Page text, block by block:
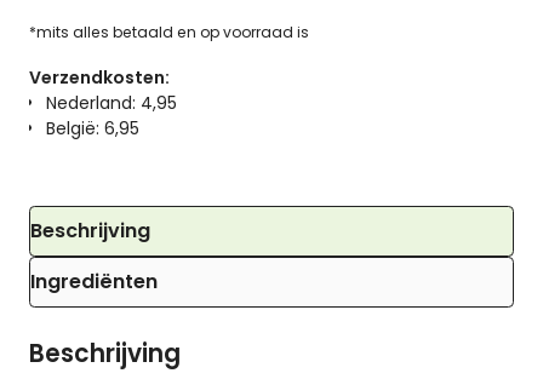
*mits alles betaald en op voorraad is
Verzendkosten:
Nederland: 4,95
België: 6,95
Beschrijving
Ingrediënten
Beschrijving